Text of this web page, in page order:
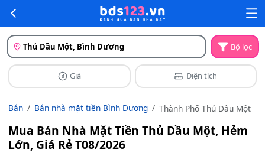
Thủ Dầu Một, Bình Dương Bộ lọc
Giá Diện tích
Bán Bán nhà mặt tiền Bình Dương Thành Phố Thủ Dầu Một
Mua Bán Nhà Mặt Tiền Thủ Dầu Một, Hẻm
Lớn, Giá Rẻ T08/2026